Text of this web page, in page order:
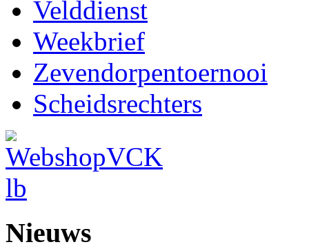
Velddienst
Weekbrief
Zevendorpentoernooi
Scheidsrechters
Nieuws